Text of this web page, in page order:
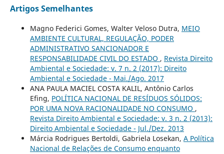
Artigos Semelhantes
Magno Federici Gomes, Walter Veloso Dutra, MEIO
AMBIENTE CULTURAL, REGULAÇÃO, PODER
ADMINISTRATIVO SANCIONADOR E
RESPONSABILIDADE CIVIL DO ESTADO , Revista Direito
Ambiental e Sociedade: v. 7 n. 2 (2017): Direito
Ambiental e Sociedade - Mai./Ago. 2017
ANA PAULA MACIEL COSTA KALIL, Antônio Carlos
Efing, POLÍTICA NACIONAL DE RESÍDUOS SÓLIDOS:
POR UMA NOVA RACIONALIDADE NO CONSUMO ,
Revista Direito Ambiental e Sociedade: v. 3 n. 2 (2013):
Direito Ambiental e Sociedade - Jul./Dez. 2013
Márcia Rodrigues Bertoldi, Gabriela Losekan, A Política
Nacional de Relações de Consumo enquanto